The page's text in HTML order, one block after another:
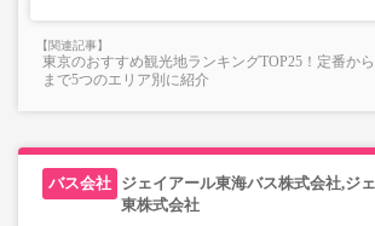
東京のおすすめ観光地ランキングTOP25！定番か
まで5つのエリア別に紹介
ジェイアール東海バス株式会社,ジ
東株式会社